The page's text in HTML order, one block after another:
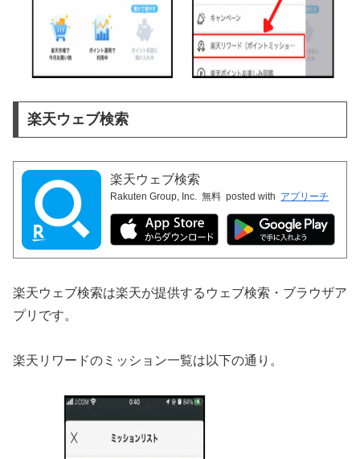
楽天ウェブ検索
楽天ウェブ検索
Rakuten Group, Inc. 無料 posted with アプリーチ
楽天ウェブ検索は楽天が提供するウェブ検索・ブラウザア
プリです。
楽天リワードのミッション一覧は以下の通り。